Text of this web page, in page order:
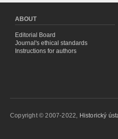
ABOUT
Editorial Board
Journal's ethical standards
Instructions for authors
Copyright © 2007-2022, Historický